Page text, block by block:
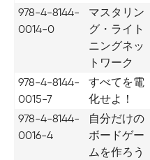
978-4-8144-
0014-0
マスタリン
グ・ライト
ニングネッ
トワーク
978-4-8144-
0015-7
すべてを電
化せよ！
978-4-8144-
0016-4
自分だけの
ボードゲー
ムを作ろう